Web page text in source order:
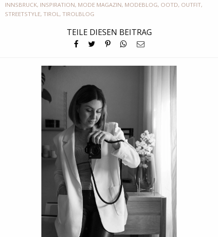
INNSBRUCK, INSPIRATION, MODE MAGAZIN, MODEBLOG, OOTD, OUTFIT,
STREETSTYLE, TIROL , TIROLBLOG
TEILE DIESEN BEITRAG